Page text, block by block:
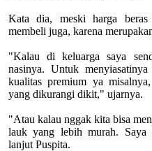
Kata dia, meski harga beras
membeli juga, karena
"Kalau di keluarga saya
nasinya. Untuk
kualitas premium ya
yang dikurangi dikit," ujarnya.
"Atau kalau nggak kita bisa
lauk yang lebih murah. Saya
lanjut Puspita.